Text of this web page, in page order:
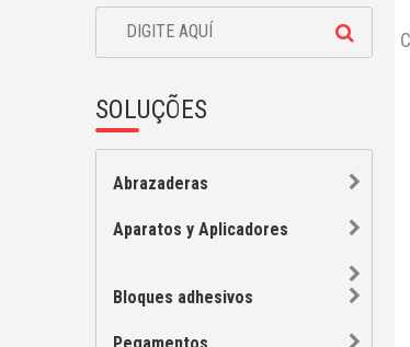
SOLUÇÕES
Abrazaderas
Aparatos y Aplicadores
Bloques adhesivos